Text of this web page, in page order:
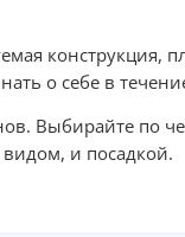
о себе в
Выбирайте по
и посадкой.